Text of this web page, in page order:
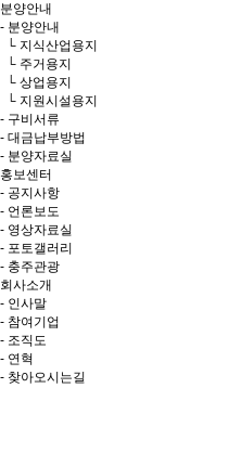
분양안내
- 분양안내
└ 지식산업용지
└ 주거용지
└ 상업용지
└ 지원시설용지
- 구비서류
- 대금납부방법
- 분양자료실
홍보센터
- 공지사항
- 언론보도
- 영상자료실
- 포토갤러리
- 충주관광
회사소개
- 인사말
- 참여기업
- 조직도
- 연혁
- 찾아오시는길